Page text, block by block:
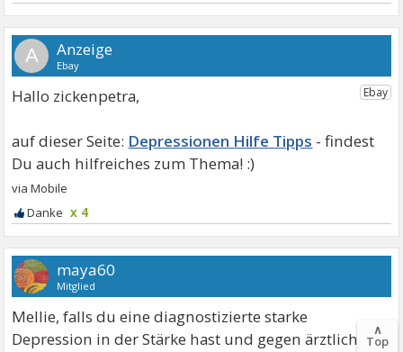
A
Hallo zickenpetra,
Depressionen Hilfe Tipps
x 4
maya60
Mitglied
Mellie, falls du eine diagnostizierte starke
Depression in der Stärke hast und gegen ärztlichen∧
Top